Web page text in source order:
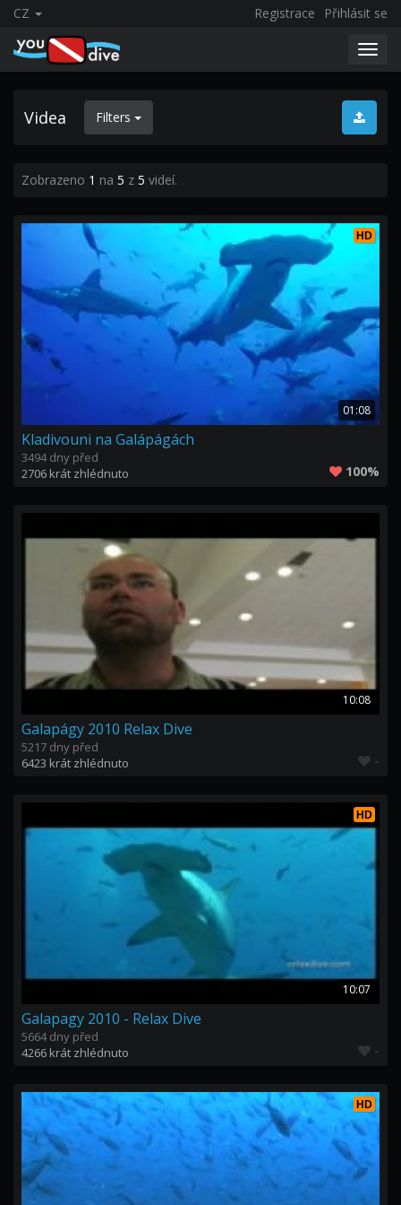
CZ Registrace Přihlásit se
Videa Filters
Zobrazeno 1 na 5 z 5 videí.
HD
01:08
Kladivouni na Galápágách
3494 dny před
2706 krát zhlédnuto
100%
10:08
Galapágy 2010 Relax Dive
5217 dny před
6423 krát zhlédnuto
-
HD
10:07
Galapagy 2010 - Relax Dive
5664 dny před
4266 krát zhlédnuto
-
HD